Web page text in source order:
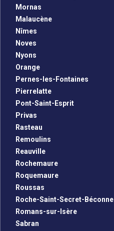
Mornas
Malaucène
Nîmes
Noves
Nyons
Orange
Pernes-les-Fontaines
Pierrelatte
Pont-Saint-Esprit
Privas
Rasteau
Remoulins
Reauville
Rochemaure
Roquemaure
Roussas
Roche-Saint-Secret-Béconne
Romans-sur-Isère
Sabran